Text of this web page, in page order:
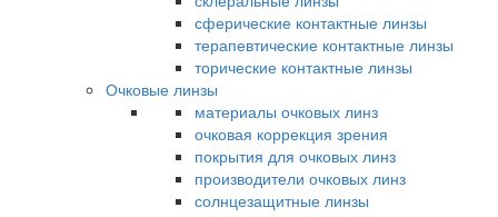
сферические контактные линзы
терапевтические контактные линзы
торические контактные линзы
Очковые линзы
материалы очковых линз
очковая коррекция зрения
покрытия для очковых линз
производители очковых линз
солнцезащитные линзы